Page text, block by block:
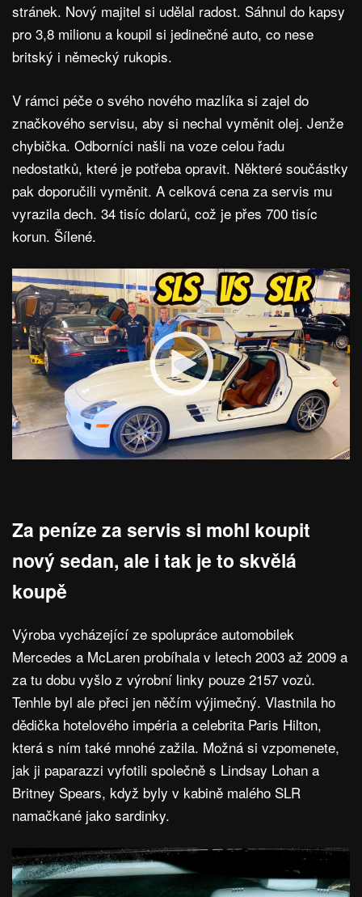
stránek. Nový majitel si udělal radost. Sáhnul do kapsy
pro 3,8 milionu a koupil si jedinečné auto, co nese
britský i německý rukopis.
V rámci péče o svého nového mazlíka si zajel do
značkového servisu, aby si nechal vyměnit olej. Jenže
chybička. Odborníci našli na voze celou řadu
nedostatků, které je potřeba opravit. Některé součástky
pak doporučili vyměnit. A celková cena za servis mu
vyrazila dech. 34 tisíc dolarů, což je přes 700 tisíc
korun. Šílené.
Za peníze za servis si mohl koupit
nový sedan, ale i tak je to skvělá
koupě
Výroba vycházející ze spolupráce automobilek
Mercedes a McLaren probíhala v letech 2003 až 2009 a
za tu dobu vyšlo z výrobní linky pouze 2157 vozů.
Tenhle byl ale přeci jen něčím výjimečný. Vlastnila ho
dědička hotelového impéria a celebrita Paris Hilton,
která s ním také mnohé zažila. Možná si vzpomenete,
jak ji paparazzi vyfotili společně s Lindsay Lohan a
Britney Spears, když byly v kabině malého SLR
namačkané jako sardinky.